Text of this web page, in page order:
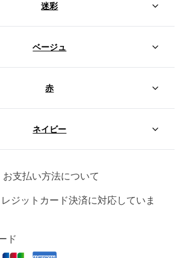
迷彩
ベージュ
赤
ネイビー
お支払い方法について
ジットカード決済に対応していま
ド